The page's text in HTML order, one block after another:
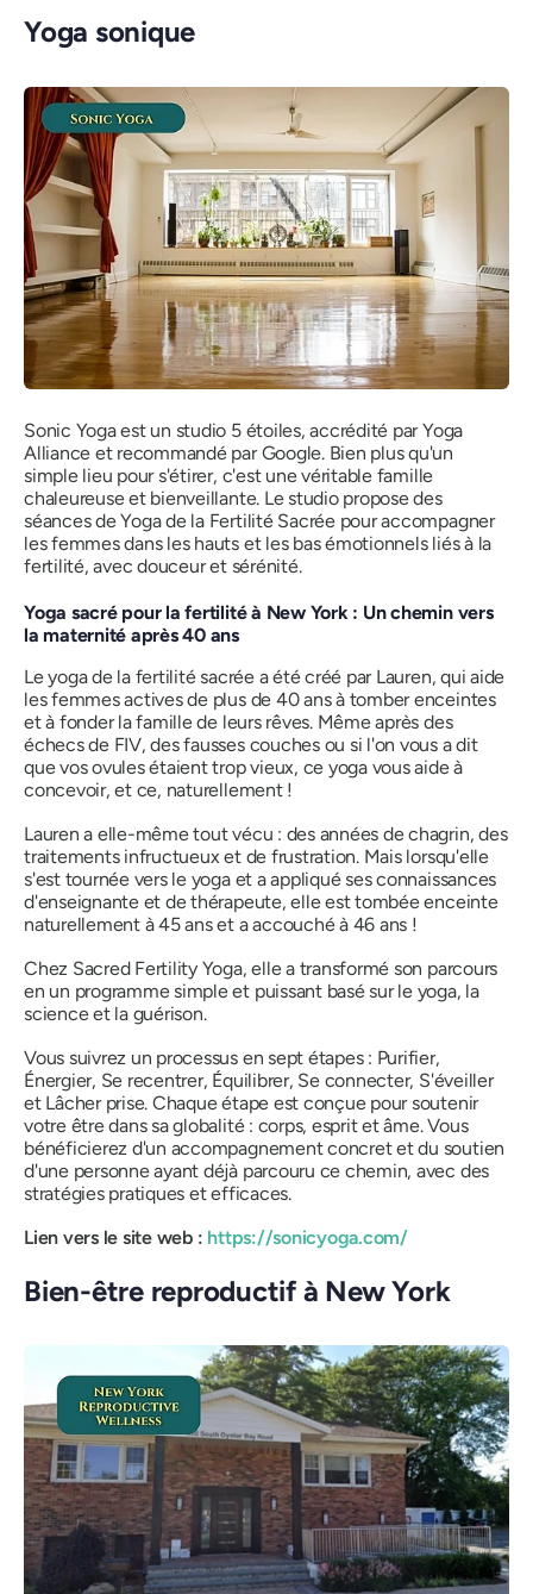
Yoga sonique
Sonic Yoga est un studio 5 étoiles, accrédité par Yoga
Alliance et recommandé par Google. Bien plus qu'un
simple lieu pour s'étirer, c'est une véritable famille
chaleureuse et bienveillante. Le studio propose des
séances de Yoga de la Fertilité Sacrée pour accompagner
les femmes dans les hauts et les bas émotionnels liés à la
fertilité, avec douceur et sérénité.
Yoga sacré pour la fertilité à New York : Un chemin vers
la maternité après 40 ans
Le yoga de la fertilité sacrée a été créé par Lauren, qui aide
les femmes actives de plus de 40 ans à tomber enceintes
et à fonder la famille de leurs rêves. Même après des
échecs de FIV, des fausses couches ou si l'on vous a dit
que vos ovules étaient trop vieux, ce yoga vous aide à
concevoir, et ce, naturellement !
Lauren a elle-même tout vécu : des années de chagrin, des
traitements infructueux et de frustration. Mais lorsqu'elle
s'est tournée vers le yoga et a appliqué ses connaissances
d'enseignante et de thérapeute, elle est tombée enceinte
naturellement à 45 ans et a accouché à 46 ans !
Chez Sacred Fertility Yoga, elle a transformé son parcours
en un programme simple et puissant basé sur le yoga, la
science et la guérison.
Vous suivrez un processus en sept étapes : Purifier,
Énergier, Se recentrer, Équilibrer, Se connecter, S'éveiller
et Lâcher prise. Chaque étape est conçue pour soutenir
votre être dans sa globalité : corps, esprit et âme. Vous
bénéficierez d'un accompagnement concret et du soutien
d'une personne ayant déjà parcouru ce chemin, avec des
stratégies pratiques et efficaces.
Lien vers le site web : https://sonicyoga.com/
Bien-être reproductif à New York